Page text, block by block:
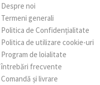
Despre noi
Termeni generali
Politica de Confidențialitate
Politica de utilizare cookie-uri
Program de loialitate
întrebări frecvente
Comandă și livrare